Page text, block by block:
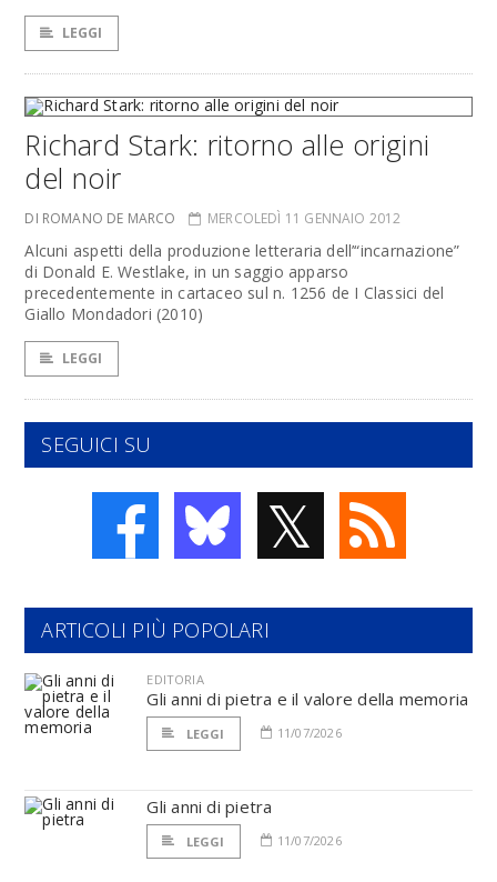
LEGGI
Richard Stark: ritorno alle origini
del noir
DI ROMANO DE MARCO MERCOLEDÌ 11 GENNAIO 2012
Alcuni aspetti della produzione letteraria dell’“incarnazione”
di Donald E. Westlake, in un saggio apparso
precedentemente in cartaceo sul n. 1256 de I Classici del
Giallo Mondadori (2010)
LEGGI
SEGUICI SU
𝕏
ARTICOLI PIÙ POPOLARI
EDITORIA
Gli anni di pietra e il valore della memoria
LEGGI 11/07/2026
Gli anni di pietra
LEGGI 11/07/2026